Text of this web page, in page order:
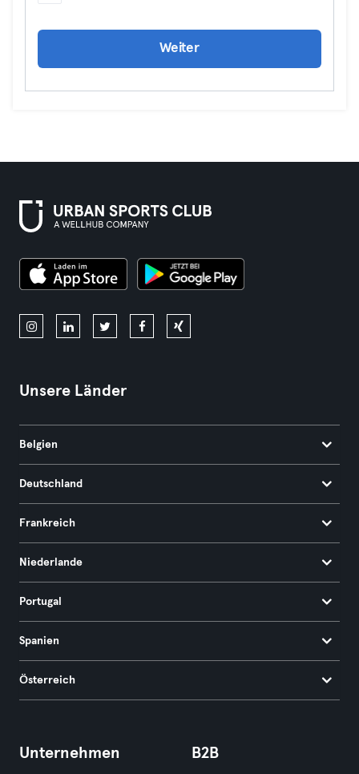
Weiter
Unsere Länder
Belgien
Deutschland
Frankreich
Niederlande
Portugal
Spanien
Österreich
Unternehmen B2B